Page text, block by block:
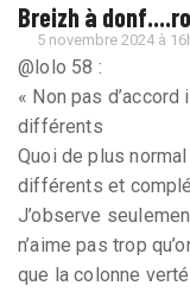
Breizh à
5 novembre 2024 à
@lolo 58 :
« Non pas
différents
Quoi de plus
différents et
J’observe
n’aime pas trop
que la colonne